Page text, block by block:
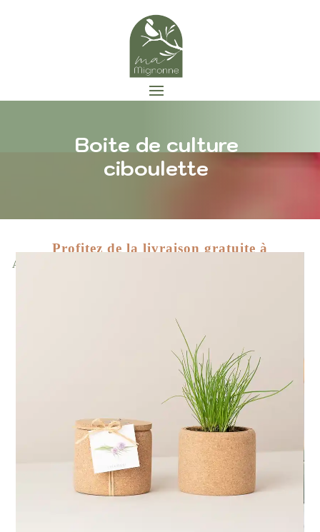
Boite de culture
ciboulette
Profitez de la livraison gratuite à
Accueil
Zoom